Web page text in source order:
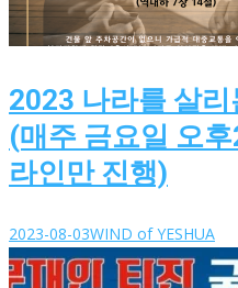
2023 나라를 살
(매주 금요일 오
라인만 진행)
2023-08-03WIND of YESHUA